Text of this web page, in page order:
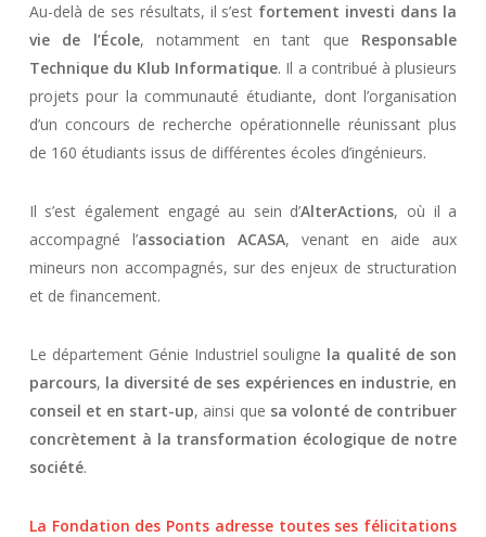
Au-delà de ses résultats, il s’est fortement investi dans la
vie de l’École, notamment en tant que Responsable
Technique du Klub Informatique. Il a contribué à plusieurs
projets pour la communauté étudiante, dont l’organisation
d’un concours de recherche opérationnelle réunissant plus
de 160 étudiants issus de différentes écoles d’ingénieurs.
Il s’est également engagé au sein d’AlterActions, où il a
accompagné l’association ACASA, venant en aide aux
mineurs non accompagnés, sur des enjeux de structuration
et de financement.
Le département Génie Industriel souligne la qualité de son
parcours, la diversité de ses expériences en industrie, en
conseil et en start-up, ainsi que sa volonté de contribuer
concrètement à la transformation écologique de notre
société.
La Fondation des Ponts adresse toutes ses félicitations